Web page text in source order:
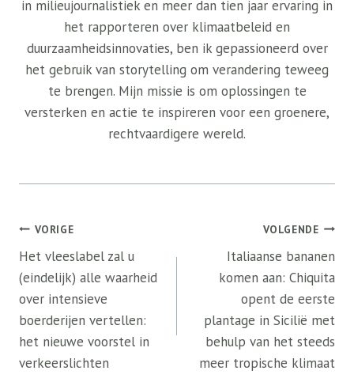
in milieujournalistiek en meer dan tien jaar ervaring in
het rapporteren over klimaatbeleid en
duurzaamheidsinnovaties, ben ik gepassioneerd over
het gebruik van storytelling om verandering teweeg
te brengen. Mijn missie is om oplossingen te
versterken en actie te inspireren voor een groenere,
rechtvaardigere wereld.
Bericht
navigatie
VORIGE
Het vleeslabel zal u
(eindelijk) alle waarheid
over intensieve
boerderijen vertellen:
het nieuwe voorstel in
verkeerslichten
VOLGENDE
Italiaanse bananen
komen aan: Chiquita
opent de eerste
plantage in Sicilië met
behulp van het steeds
meer tropische klimaat